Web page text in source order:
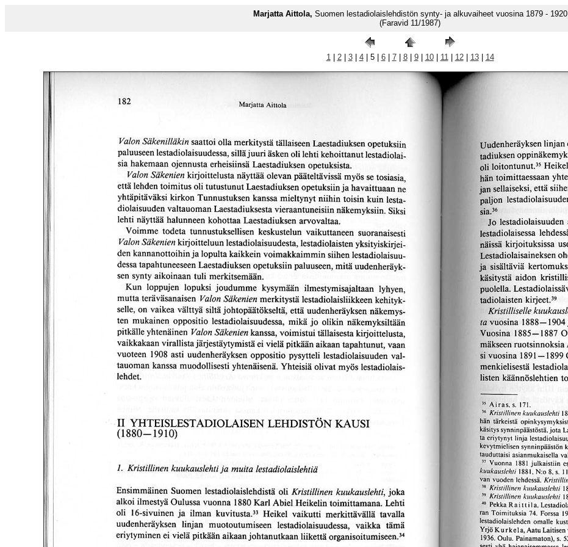
Marjatta Aittola, Suomen lestadiolaislehdistön synty- ja alkuvaiheet vuosina 1879 - 1920
(Faravid 11/1987)
1| 2| 3| 4| 5 | 6| 7| 8| 9| 10| 11| 12| 13| 14